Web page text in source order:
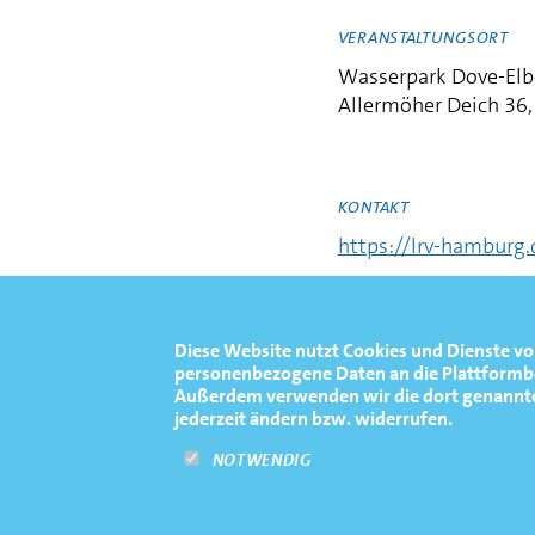
Diese Website nutzt Cookies und Dienste
personenbezogene Daten an die
Außerdem verwenden wir die dort
jederzeit ändern bzw. widerrufen.
NOTWENDIG
VERANSTALTUNGSORT
Wasserpark Dove-
Allermöher Deich
KONTAKT
https://lrv-